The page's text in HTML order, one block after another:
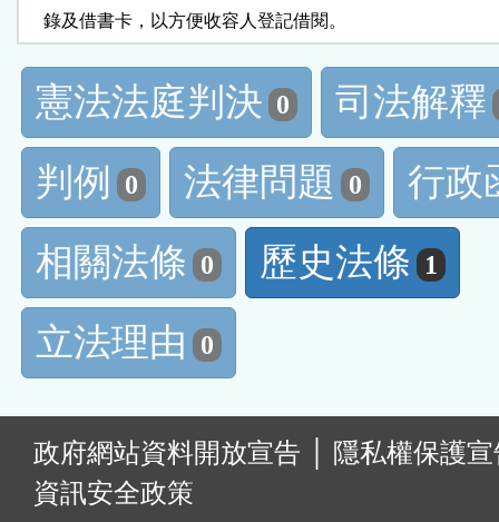
    錄及借書卡，以方便收容人登記借閱。
憲法法庭判決 0
司法解釋
判例
0 法律問題 0
行政
相關法條 0 歷史法條 1
立法理由 0
政府網站資料開放宣告
隱私權保護
資訊安全政策